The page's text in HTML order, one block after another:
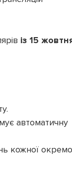
із 15
автоматичну
кожної